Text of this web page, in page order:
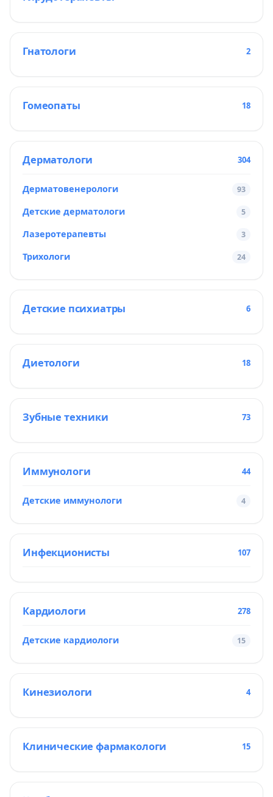
Гнатологи 2
Гомеопаты 18
Дерматологи 304
Дерматовенерологи 93
Детские дерматологи 5
Лазеротерапевты 3
Трихологи 24
Детские психиатры 6
Диетологи 18
Зубные техники 73
Иммунологи 44
Детские иммунологи 4
Инфекционисты 107
Кардиологи 278
Детские кардиологи 15
Кинезиологи 4
Клинические фармакологи 15